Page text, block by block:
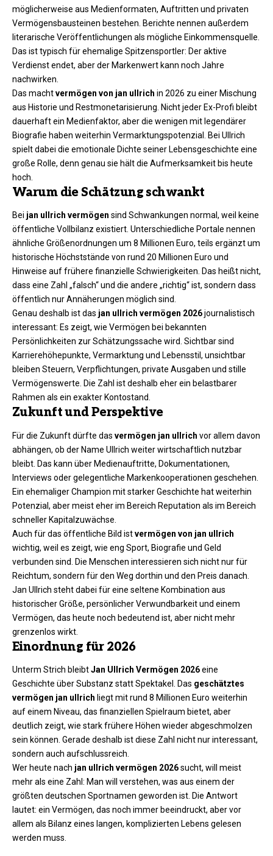
möglicherweise aus Medienformaten, Auftritten und privaten
Vermögensbausteinen bestehen. Berichte nennen außerdem
literarische Veröffentlichungen als mögliche Einkommensquelle.
Das ist typisch für ehemalige Spitzensportler: Der aktive
Verdienst endet, aber der Markenwert kann noch Jahre
nachwirken.
Das machtvermögen von jan ullrich in 2026 zu einer Mischung
aus Historie und Restmonetarisierung. Nicht jeder Ex-Profi bleibt
dauerhaft ein Medienfaktor, aber die wenigen mit legendärer
Biografie haben weiterhin Vermarktungspotenzial. Bei Ullrich
spielt dabei die emotionale Dichte seiner Lebensgeschichte eine
große Rolle, denn genau sie hält die Aufmerksamkeit bis heute
hoch.
Warum die Schätzung schwankt
Bei jan ullrich vermögen sind Schwankungen normal, weil keine
öffentliche Vollbilanz existiert. Unterschiedliche Portale nennen
ähnliche Größenordnungen um 8 Millionen Euro, teils ergänzt um
historische Höchststände von rund 20 Millionen Euro und
Hinweise auf frühere finanzielle Schwierigkeiten. Das heißt nicht,
dass eine Zahl „falsch“ und die andere „richtig“ ist, sondern dass
öffentlich nur Annäherungen möglich sind.
Genau deshalb ist das jan ullrich vermögen 2026journalistisch
interessant: Es zeigt, wie Vermögen bei bekannten
Persönlichkeiten zur Schätzungssache wird. Sichtbar sind
Karrierehöhepunkte, Vermarktung und Lebensstil, unsichtbar
bleiben Steuern, Verpflichtungen, private Ausgaben und stille
Vermögenswerte. Die Zahl ist deshalb eher ein belastbarer
Rahmen als ein exakter Kontostand.
Zukunft und Perspektive
Für die Zukunft dürfte das vermögen jan ullrich vor allem davon
abhängen, ob der Name Ullrich weiter wirtschaftlich nutzbar
bleibt. Das kann über Medienauftritte, Dokumentationen,
Interviews oder gelegentliche Markenkooperationen geschehen.
Ein ehemaliger Champion mit starker Geschichte hat weiterhin
Potenzial, aber meist eher im Bereich Reputation als im Bereich
schneller Kapitalzuwächse.
Auch für das öffentliche Bild istvermögen von jan ullrich
wichtig, weil es zeigt, wie eng Sport, Biografie und Geld
verbunden sind. Die Menschen interessieren sich nicht nur für
Reichtum, sondern für den Weg dorthin und den Preis danach.
Jan Ullrich steht dabei für eine seltene Kombination aus
historischer Größe, persönlicher Verwundbarkeit und einem
Vermögen, das heute noch bedeutend ist, aber nicht mehr
grenzenlos wirkt.
Einordnung für 2026
Unterm Strich bleibtJan Ullrich Vermögen 2026eine
Geschichte über Substanz statt Spektakel. Das geschätztes
vermögen jan ullrich liegt mit rund 8 Millionen Euro weiterhin
auf einem Niveau, das finanziellen Spielraum bietet, aber
deutlich zeigt, wie stark frühere Höhen wieder abgeschmolzen
sein können. Gerade deshalb ist diese Zahl nicht nur interessant,
sondern auch aufschlussreich.
Wer heute nach jan ullrich vermögen 2026sucht, will meist
mehr als eine Zahl: Man will verstehen, was aus einem der
größten deutschen Sportnamen geworden ist. Die Antwort
lautet: ein Vermögen, das noch immer beeindruckt, aber vor
allem als Bilanz eines langen, komplizierten Lebens gelesen
werden muss.